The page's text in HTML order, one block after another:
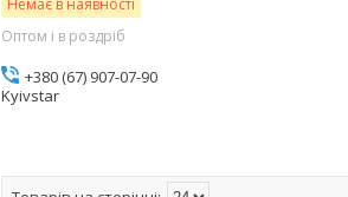
Оптом і в роздріб
+380 (67) 907-07-90
Kyivstar